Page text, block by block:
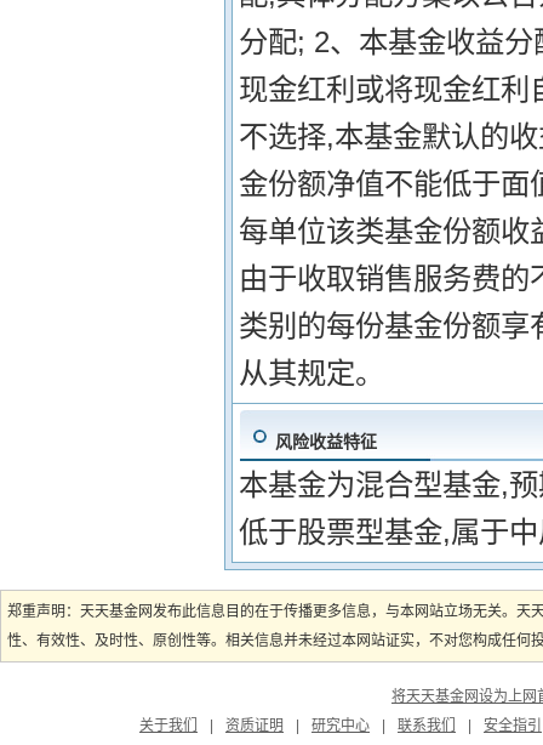
分配; 2、本基金收益
现金红利或将现金红
不选择,本基金默认的
金份额净值不能低于
每单位该类基金份额
由于收取销售服务费
类别的每份基金份额
从其规定。
风险收益特征
本基金为混合型基金,
低于股票型基金,属于
郑重声明：天天基金网发布此信息目的在于传播更多信息，与本网站立场无关。
性、有效性、及时性、原创性等。相关信息并未经过本网站证实，不对您构成任
将天天基金网设为上网
关于我们
资质证明 研究中心 联系我们
安全指引